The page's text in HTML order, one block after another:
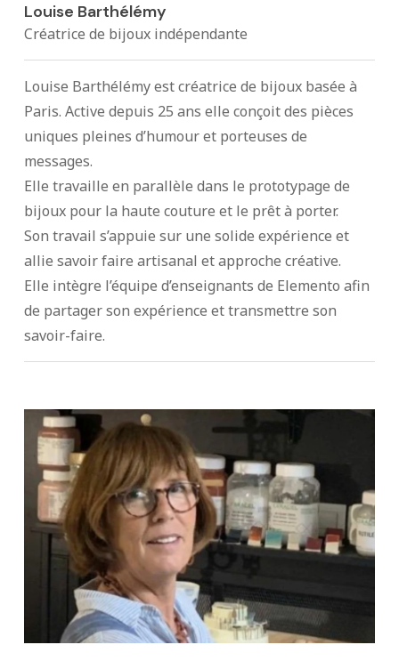
Louise Barthélémy
Créatrice de bijoux indépendante
Louise Barthélémy est créatrice de bijoux basée à
Paris. Active depuis 25 ans elle conçoit des pièces
uniques pleines d’humour et porteuses de
messages.
Elle travaille en parallèle dans le prototypage de
bijoux pour la haute couture et le prêt à porter.
Son travail s’appuie sur une solide expérience et
allie savoir faire artisanal et approche créative.
Elle intègre l’équipe d’enseignants de Elemento afin
de partager son expérience et transmettre son
savoir-faire.